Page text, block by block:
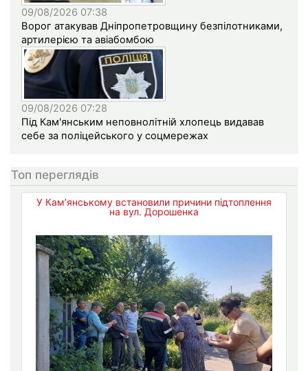
09/08/2026 07:38
Ворог атакував Дніпропетровщину безпілотниками,
артилерією та авіабомбою
09/08/2026 07:28
Під Кам'янським неповнолітній хлопець видавав
себе за поліцейського у соцмережах
Топ переглядів
У Кам’янському встановили причини підтоплення
на вул. Дорошенка